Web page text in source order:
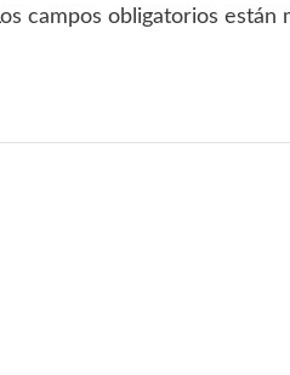
campos obligatorios están